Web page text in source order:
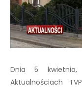
Dnia 5 kwietnia,
Aktualnościach